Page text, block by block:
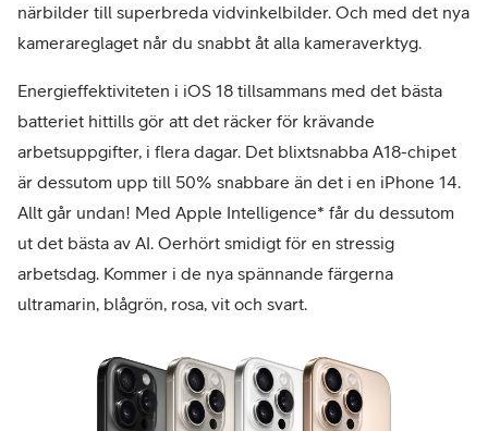
närbilder till superbreda vidvinkelbilder. Och med det nya
kamerareglaget når du snabbt åt alla kameraverktyg.
Energieffektiviteten i iOS 18 tillsammans med det bästa
batteriet hittills gör att det räcker för krävande
arbetsuppgifter, i flera dagar. Det blixtsnabba A18-chipet
är dessutom upp till 50% snabbare än det i en iPhone 14.
Allt går undan! Med Apple Intelligence* får du dessutom
ut det bästa av AI. Oerhört smidigt för en stressig
arbetsdag. Kommer i de nya spännande färgerna
ultramarin, blågrön, rosa, vit och svart.